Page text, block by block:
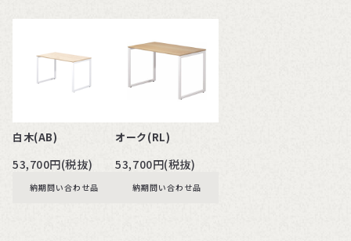
白木(AB)
53,700円(税抜)
納期問い合わせ品
オーク(RL)
53,700円(税抜)
納期問い合わせ品